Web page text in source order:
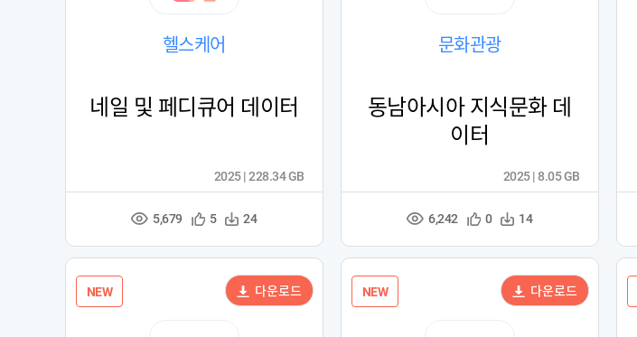
헬스케어
네일 및 페디큐어 데이터
조
수
5,679
관
등
록
5
다
수
24
2025 | 228.34 GB
문화관광
동남아시아 지식문화 데
이터
조
수
6,242
관
등
록
0
다
수
14
2025 | 8.05 GB
NEW 다운로드 NEW 다운로드